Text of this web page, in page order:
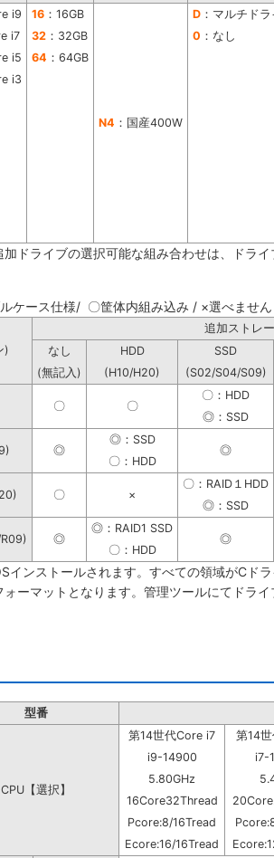
i9 16 ：16GB
N4 ：国産400W
D ：マルチド
i7 32 ：32GB 0 ：なし
i5 64 ：64GB
i3
ドライブの選択可能な組み合わせは、ドラ
ケース仕様/ 〇筐体内組み込み / ×選べません
追加ストレ
)
なし HDD
SSD
(無記入)
(H10/H20) (S02/S04/S09)
〇 〇
〇：HDD
◎：SSD
◎
◎：SSD
◎
〇：HDD
〇 ×
〇：RAID１HDD
◎：SSD
◎
◎：RAID1 SSD
◎
〇：HDD
インストールされます。すべての領域がCド
ーマットとなります。管理ツールにてドラ
型番
CPU【選択】
第14世代Core i7
第14
i9-14900
i7-
5.80GHz
16Core32Thread
Pcore:8/16Tread
Ecore:16/16Tread